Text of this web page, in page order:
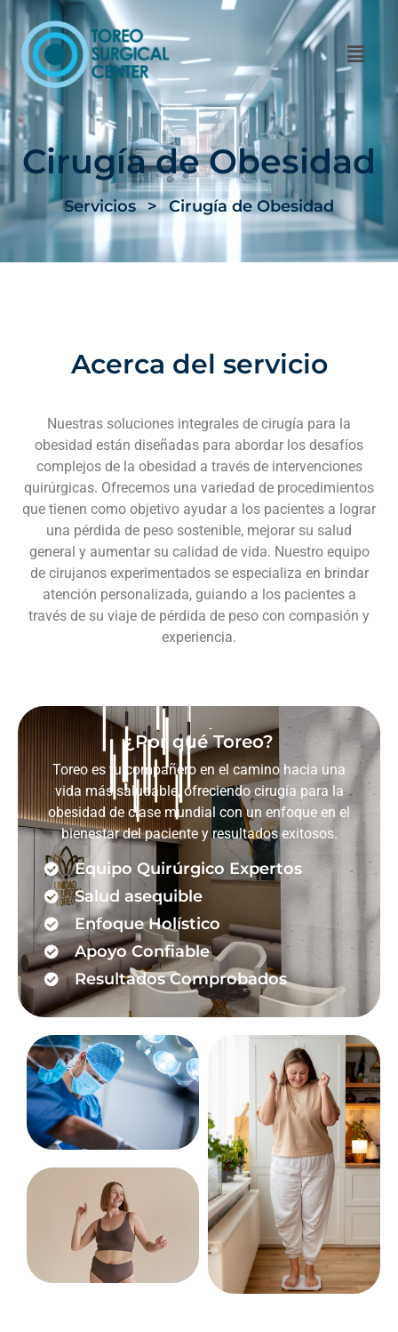
Cirugía de Obesidad
Servicios > Cirugía de Obesidad
Acerca del servicio
Nuestras soluciones integrales de cirugía para la
obesidad están diseñadas para abordar los desafíos
complejos de la obesidad a través de intervenciones
quirúrgicas. Ofrecemos una variedad de procedimientos
que tienen como objetivo ayudar a los pacientes a lograr
una pérdida de peso sostenible, mejorar su salud
general y aumentar su calidad de vida. Nuestro equipo
de cirujanos experimentados se especializa en brindar
atención personalizada, guiando a los pacientes a
través de su viaje de pérdida de peso con compasión y
experiencia.
¿Por qué Toreo?
Toreo es tu compañero en el camino hacia una
vida más saludable, ofreciendo cirugía para la
obesidad de clase mundial con un enfoque en el
bienestar del paciente y resultados exitosos.
Equipo Quirúrgico Expertos
Salud asequible
Enfoque Holístico
Apoyo Confiable
Resultados Comprobados